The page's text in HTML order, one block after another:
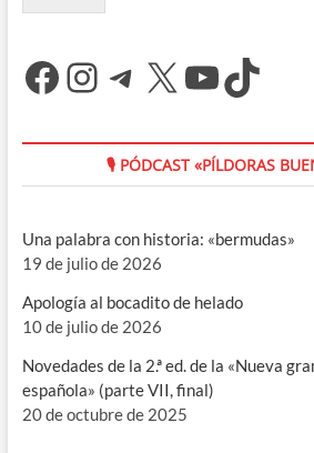
Facebook
Instagram
Telegram
X YouTube
TikTok
🎙 PÓDCAST «PÍLDORAS
Una palabra con historia: «bermudas»
19 de julio de 2026
Apología al bocadito de helado
10 de julio de 2026
Novedades de la 2.ª ed. de la «Nueva
española» (parte VII, final)
20 de octubre de 2025